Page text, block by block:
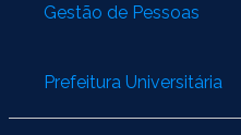
Gestão de Pessoas
Prefeitura Universitária